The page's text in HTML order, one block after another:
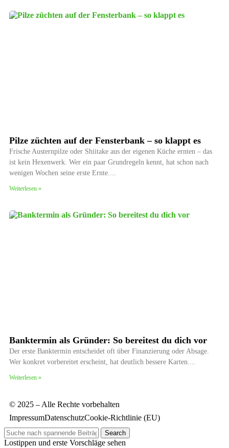
Pilze züchten auf der Fensterbank – so klappt es
Frische Austernpilze oder Shiitake aus der eigenen Küche ernten – das
ist kein Hexenwerk. Wer ein paar Grundregeln kennt, hat schon nach
wenigen Wochen seine erste Ernte.
Weiterlesen »
Banktermin als Gründer: So bereitest du dich vor
Der erste Banktermin entscheidet oft über Finanzierung oder Absage.
Wer konkret vorbereitet erscheint, hat deutlich bessere Karten.
Weiterlesen »
© 2025 – Alle Rechte vorbehalten
ImpressumDatenschutzCookie-Richtlinie (EU)
Search
Lostippen und erste Vorschläge sehen